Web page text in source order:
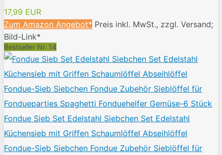
17,99 EUR
Zum Amazon Angebot* Preis inkl. MwSt., zzgl. Versand;
Bild-Link*
Bestseller Nr. 14
Fondue Sieb Set Edelstahl Siebchen Set Edelstahl
Küchensieb mit Griffen Schaumlöffel Abseihlöffel
Fondue-Sieb Siebchen Fondue Zubehör Sieblöffel für